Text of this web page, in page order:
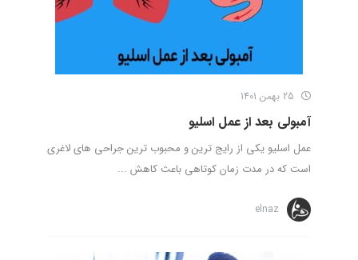
آمبولی بعد از عمل اسلیو
عمل اسلیو یکی از رایج ترین و محبوب‌ ترین جراحی های لاغری
است که در مدت زمان کوتاهی باعث کاهش ...
elnaz